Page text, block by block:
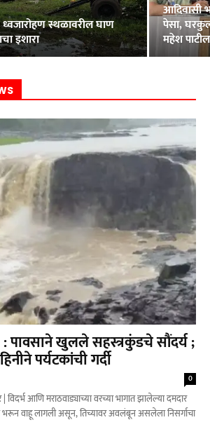
स्थळावरील घाण
इशारा
आदिवासी
पेसा,
महेश पाटील
पावसाने खुलले सहस्त्रकुंडचे सौंदर्य ;
पर्यटकांची गर्दी
0
विदर्भ आणि मराठवाड्याच्या वरच्या भागात झालेल्या दमदार
वाहू लागली असून, तिच्यावर अवलंबून असलेला निसर्गाचा